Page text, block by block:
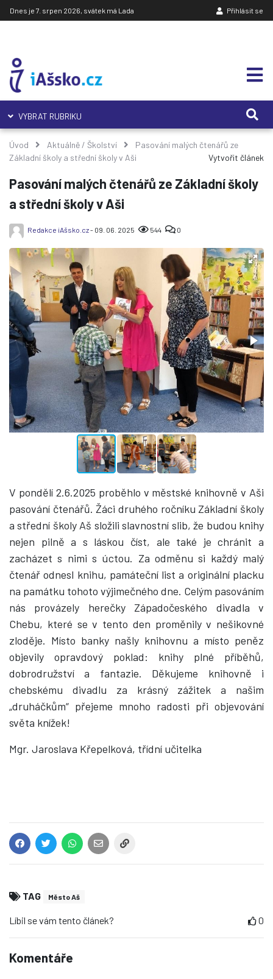
Dnes je 7. srpen 2026, svátek má Lada Přihlásit se
VYBRAT RUBRIKU
Úvod Aktuálně / Školství
Pasování malých čtenářů ze
Základní školy a střední školy v Aši
Vytvořit článek
Pasování malých čtenářů ze Základní školy
a střední školy v Aši
Redakce iAšsko.cz- 09. 06. 2025 544 0
V pondělí 2.6.2025 proběhlo v městské knihovně v Aši
pasování čtenářů. Žáci druhého ročníku Základní školy
a střední školy Aš složili slavnostní slib, že budou knihy
nejen pilně a s láskou číst, ale také je chránit a
zacházet s nimi s úctou. Za odměnu si každý malý
čtenář odnesl knihu, památeční list a originální placku
na památku tohoto výjimečného dne. Celým pasováním
nás provázely herečky Západočeského divadla v
Chebu, které se v tento den proměnily v nešikovné
zloděje. Místo banky našly knihovnu a místo peněz
objevily opravdový poklad: knihy plné příběhů,
dobrodružství a fantazie. Děkujeme knihovně i
chebskému divadlu za krásný zážitek a našim
„druháčkům“ přejeme mnoho radosti při objevování
světa knížek!
Mgr. Jaroslava Křepelková, třídní učitelka
TAG Město Aš
Líbil se vám tento článek? 0
Komentáře